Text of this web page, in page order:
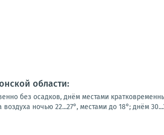
области:
без осадков, днём местами
ночью 22...27°, местами до 18°; днём